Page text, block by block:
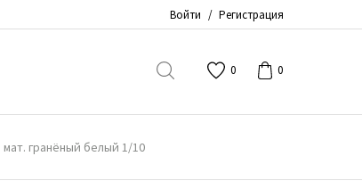
Войти / Регистрация
0 0
гранёный белый 1/10